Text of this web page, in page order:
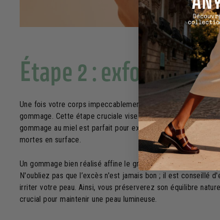
Étape 2 : exfolier
Une fois votre corps impeccablement propre, l'étape
gommage. Cette étape cruciale vise à éliminer les cellules
gommage au miel est parfait pour exfolier en douceur,
mortes en surface.
Un gommage bien réalisé affine le grain de la peau, la
N'oubliez pas que l’excès n'est jamais bon ; il est conseillé
irriter votre peau. Ainsi, vous préserverez son équilibre
crucial pour maintenir une peau lumineuse.